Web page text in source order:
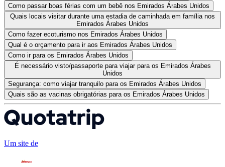
Como passar boas férias com um bebê nos Emirados Árabes Unidos
Quais locais visitar durante uma estadia de caminhada em família nos
Emirados Árabes Unidos
Como fazer ecoturismo nos Emirados Árabes Unidos
Qual é o orçamento para ir aos Emirados Árabes Unidos
Como ir para os Emirados Árabes Unidos
É necessário visto/passaporte para viajar para os Emirados Árabes
Unidos
Segurança: como viajar tranquilo para os Emirados Árabes Unidos
Quais são as vacinas obrigatórias para os Emirados Árabes Unidos
Um site de